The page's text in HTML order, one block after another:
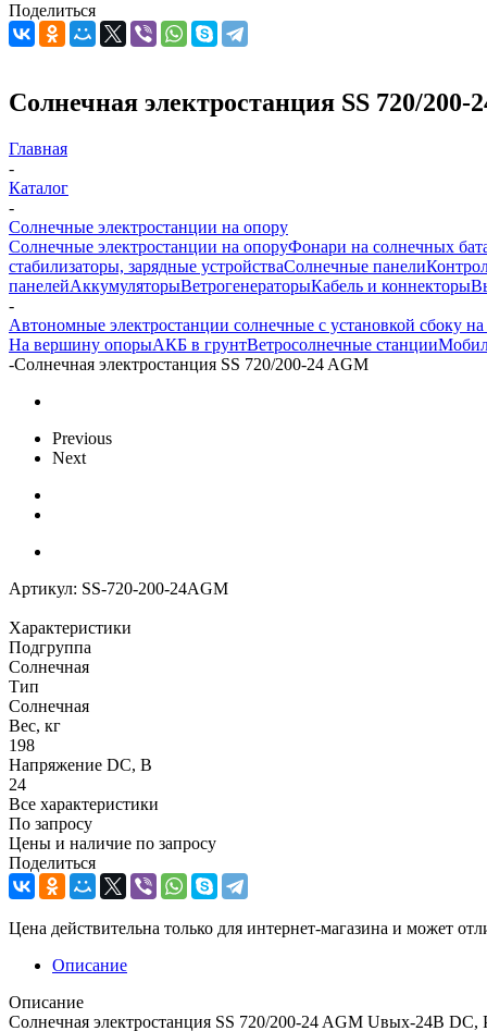
Поделиться
Солнечная электростанция SS 720/200-
Главная
-
Каталог
-
Солнечные электростанции на опору
Солнечные электростанции на опоруФонари на солнечных
стабилизаторы, зарядные устройстваСолнечные панели
панелейАккумуляторыВетрогенераторыКабель и коннекторы
-
Автономные электростанции солнечные с установкой сбоку
На вершину опорыАКБ в грунтВетросолнечные станции
-Солнечная электростанция SS 720/200-24 AGM
Previous
Next
Артикул: SS-720-200-24AGM
Характеристики
Подгруппа
Солнечная
Тип
Солнечная
Вес, кг
198
Напряжение DC, В
24
Все характеристики
По запросу
Цены и наличие по запросу
Поделиться
Цена действительна только для интернет-магазина и может
Описание
Описание
Солнечная электростанция SS 720/200-24 AGM Uвых-24В DC,